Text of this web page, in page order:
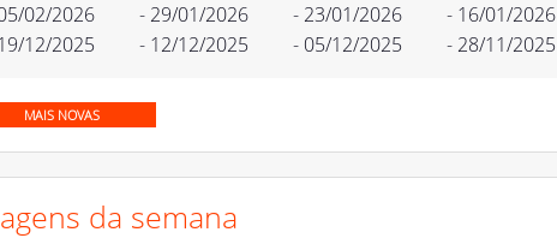
02/2026
- 29/01/2026 - 23/01/2026 - 16/01/2026
12/2025
- 12/12/2025 - 05/12/2025 - 28/11/2025
MAIS NOVAS
da semana